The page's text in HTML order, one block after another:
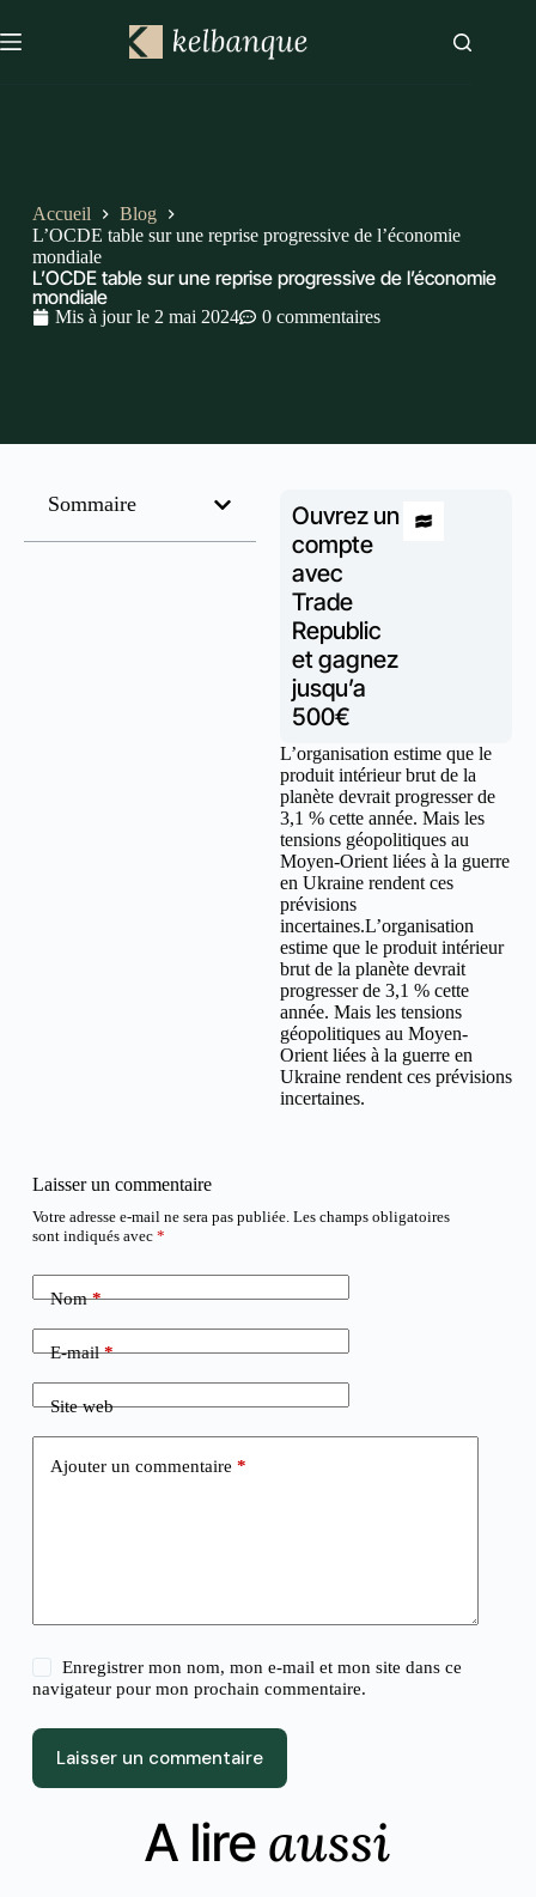
Accueil
Blog
L’OCDE table sur une reprise progressive de l’économie
mondiale
L’OCDE table sur une reprise progressive de l’économie
mondiale
Mis à jour le 2 mai 2024 0 commentaires
Sommaire
Ouvrez un
compte
avec
Trade
Republic
et gagnez
jusqu’a
500€
L’organisation estime que le
produit intérieur brut de la
planète devrait progresser de
3,1 % cette année. Mais les
tensions géopolitiques au
Moyen-Orient liées à la guerre
en Ukraine rendent ces
prévisions
incertaines.L’organisation
estime que le produit intérieur
brut de la planète devrait
progresser de 3,1 % cette
année. Mais les tensions
géopolitiques au Moyen-
Orient liées à la guerre en
Ukraine rendent ces prévisions
incertaines.
Laisser un commentaire
Votre adresse e-mail ne sera pas publiée. Les champs obligatoires
sont indiqués avec *
Nom*
E-mail*
Site web
Ajouter un commentaire *
Enregistrer mon nom, mon e-mail et mon site dans ce
navigateur pour mon prochain commentaire.
Laisser un commentaire
A lire aussi